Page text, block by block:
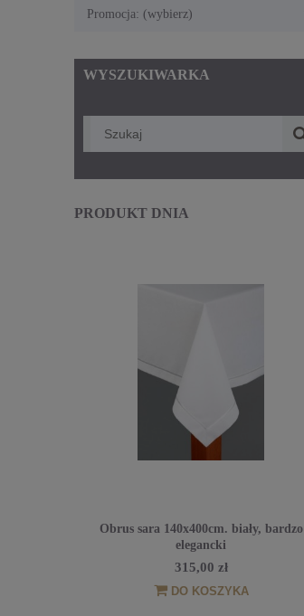
Promocja: (wybierz)
WYSZUKIWARKA
PRODUKT DNIA
Obrus sara 140x400cm. biały, bardzo
elegancki
315,00 zł
DO KOSZYKA